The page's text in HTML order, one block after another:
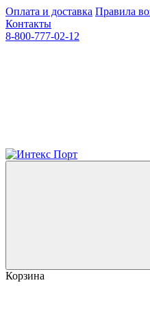
Оплата и доставка Правила
Контакты
8-800-777-02-12
Корзина